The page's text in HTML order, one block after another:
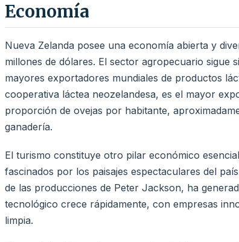
Economía
Nueva Zelanda posee una economía abierta y
millones de dólares. El sector agropecuario sigue
mayores exportadores mundiales de productos
cooperativa láctea neozelandesa, es el mayor
proporción de ovejas por habitante,
ganadería.
El turismo constituye otro pilar económico
fascinados por los paisajes espectaculares del
de las producciones de Peter Jackson, ha
tecnológico crece rápidamente, con empresas
limpia.